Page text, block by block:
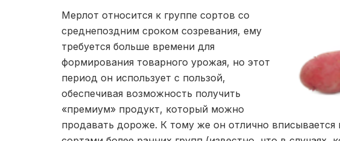
Мерлот относится к группе сортов со
среднепоздним сроком созревания, ему
требуется больше времени для
формирования товарного урожая, но этот
период он использует с пользой,
обеспечивая возможность получить
«премиум» продукт, который можно
продавать дороже. К тому же он отлично